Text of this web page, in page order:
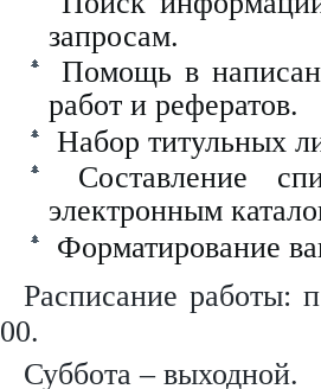
запросам.
Помощь в
работ и рефератов.
Набор титульных
Составление
электронным
Форматирование
Расписание работы:
00.
Суббота – выходной.